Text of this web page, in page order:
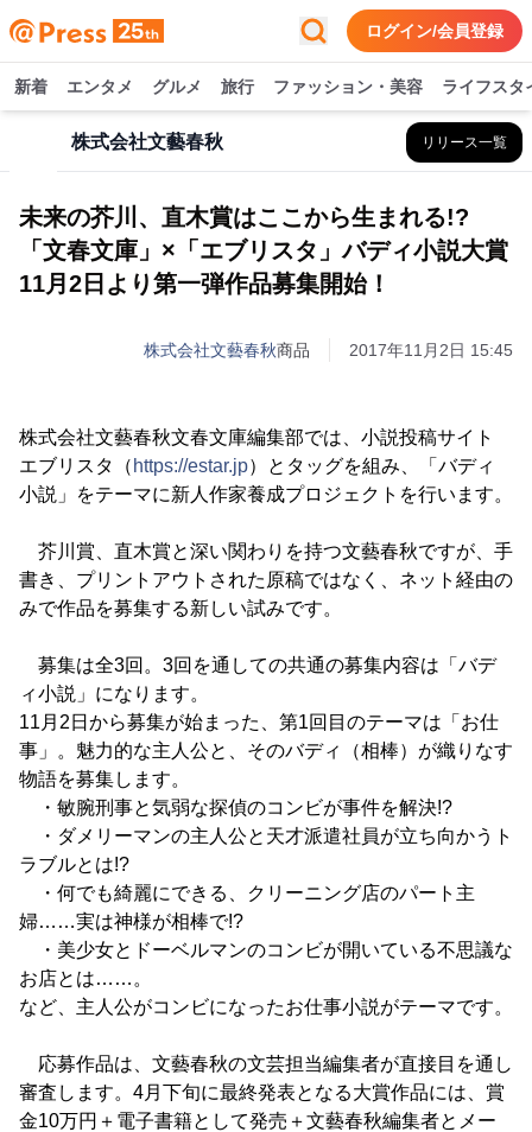
ログイン/会員登録
新着 エンタメ グルメ 旅行 ファッション・美容 ライフスタ
株式会社文藝春秋 リリース一覧
未来の芥川、直木賞はここから生まれる!?
「文春文庫」×「エブリスタ」バディ小説大賞
11月2日より第一弾作品募集開始！
株式会社文藝春秋商品 2017年11月2日 15:45
株式会社文藝春秋文春文庫編集部では、小説投稿サイト
エブリスタ（ https://estar.jp）とタッグを組み、「バディ
小説」をテーマに新人作家養成プロジェクトを行います。
芥川賞、直木賞と深い関わりを持つ文藝春秋ですが、手
書き、プリントアウトされた原稿ではなく、ネット経由の
みで作品を募集する新しい試みです。
募集は全3回。3回を通しての共通の募集内容は「バデ
ィ小説」になります。
11月2日から募集が始まった、第1回目のテーマは「お仕
事」。魅力的な主人公と、そのバディ（相棒）が織りなす
物語を募集します。
・敏腕刑事と気弱な探偵のコンビが事件を解決!?
・ダメリーマンの主人公と天才派遣社員が立ち向かうト
ラブルとは!?
・何でも綺麗にできる、クリーニング店のパート主
婦……実は神様が相棒で!?
・美少女とドーベルマンのコンビが開いている不思議な
お店とは……。
など、主人公がコンビになったお仕事小説がテーマです。
応募作品は、文藝春秋の文芸担当編集者が直接目を通し
審査します。4月下旬に最終発表となる大賞作品には、賞
金10万円＋電子書籍として発売＋文藝春秋編集者とメー